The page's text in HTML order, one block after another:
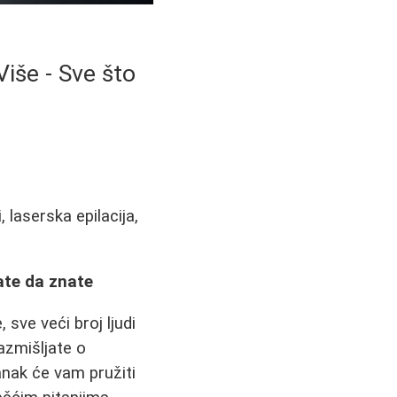
- Sve što
laserska epilacija,
da znate
sve veći broj ljudi
o
će vam pružiti